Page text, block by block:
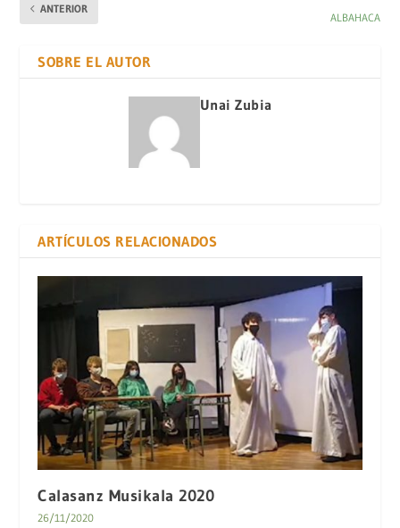
ANTERIOR
ALBAHACA
SOBRE EL AUTOR
Unai Zubia
ARTÍCULOS RELACIONADOS
Calasanz Musikala 2020
26/11/2020